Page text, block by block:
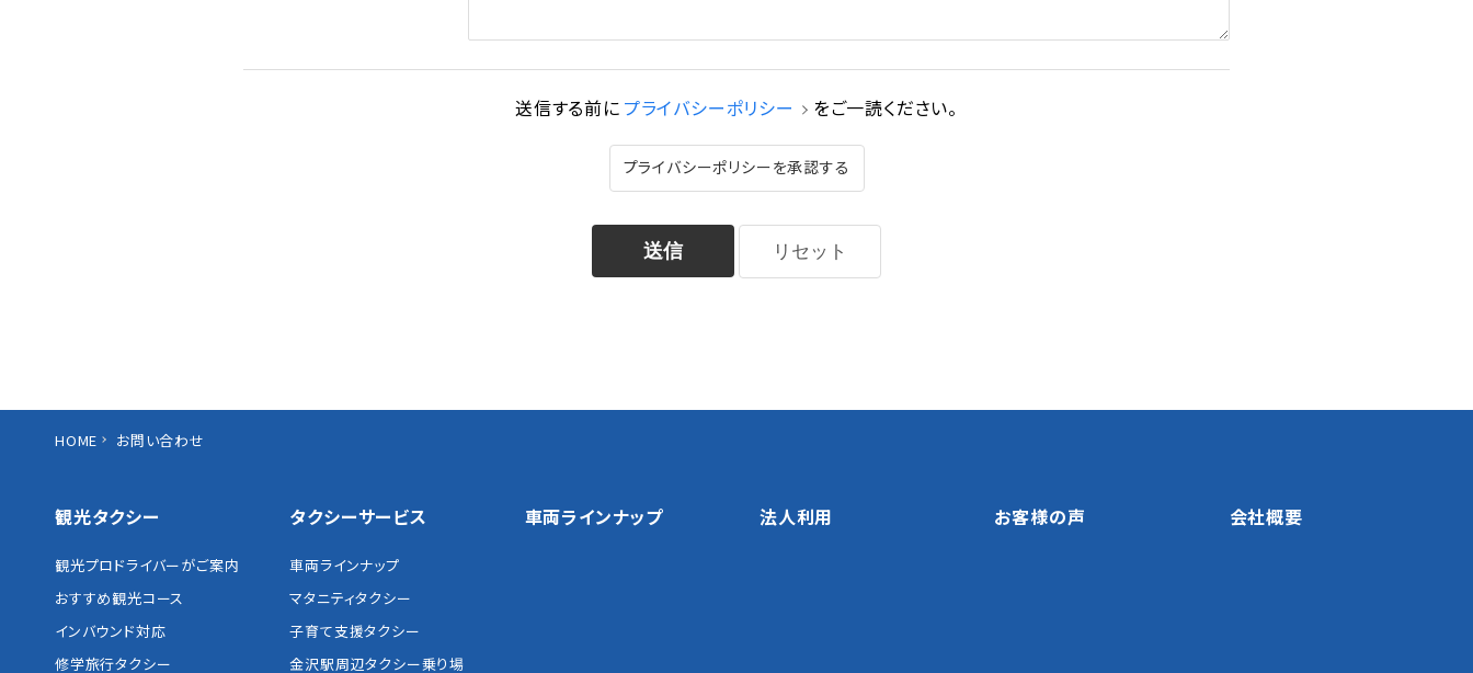
送信する前に プライバシーポリシー をご一読ください。
プライバシーポリシーを承認する
HOME お問い合わせ
観光タクシー
観光プロドライバーがご案内
おすすめ観光コース
インバウンド対応
修学旅行タクシー
タクシーサービス
車両ラインナップ
マタニティタクシー
子育て支援タクシー
金沢駅周辺タクシー乗り場
車両ラインナップ 法人利用 お客様の声 会社概要